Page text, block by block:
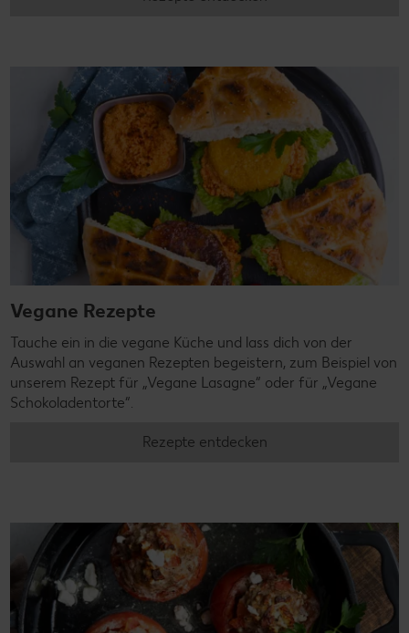
Vegane Rezepte
Tauche ein in die vegane Küche und lass dich von der
Auswahl an veganen Rezepten begeistern, zum Beispiel von
unserem Rezept für „Vegane Lasagne“ oder für „Vegane
Schokoladentorte“.
Rezepte entdecken